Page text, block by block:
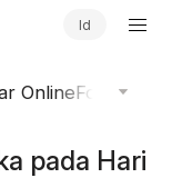
Id
OnlineFokus
pada Hari